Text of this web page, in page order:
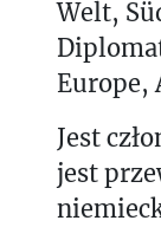
Welt,
Europe,
Jest
jest